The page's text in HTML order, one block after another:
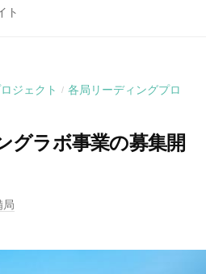
ト
ジェクト / 各局リーディングプロ
グラボ事業の募集開
局